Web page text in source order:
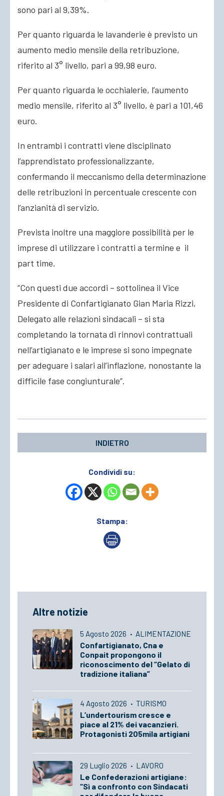
sono pari al 9,39%.
Per quanto riguarda le lavanderie è previsto un
aumento medio mensile della retribuzione,
riferito al 3° livello, pari a 99,98 euro.
Per quanto riguarda le occhialerie, l’aumento
medio mensile, riferito al 3° livello, è pari a 101,46
euro.
In entrambi i contratti viene disciplinato
l’apprendistato professionalizzante,
confermando il meccanismo della determinazione
delle retribuzioni in percentuale crescente con
l’anzianità di servizio.
Prevista inoltre una maggiore possibilità per le
imprese di utilizzare i contratti a termine e il
part time.
“Con questi due accordi – sottolinea il Vice
Presidente di Confartigianato Gian Maria Rizzi,
Delegato alle relazioni sindacali – si sta
completando la tornata di rinnovi contrattuali
nell’artigianato e le imprese si sono impegnate
per adeguare i salari all’inflazione, nonostante la
difficile fase congiunturale”.
INDIETRO
Condividi su:
Stampa:
Altre notizie
5 Agosto 2026 · ALIMENTAZIONE
Confartigianato, Cna e
Conpait propongono il
riconoscimento del “Gelato di
tradizione italiana”
4 Agosto 2026 · TURISMO
L’undertourism cresce e
piace al 21% dei vacanzieri.
Protagonisti 205mila artigiani
29 Luglio 2026 · LAVORO
Le Confederazioni artigiane:
“Sì a confronto con Sindacati